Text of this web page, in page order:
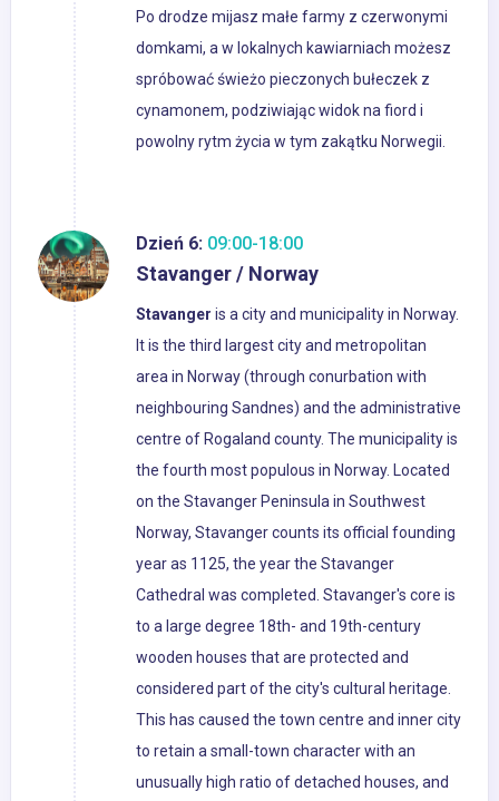
Po drodze mijasz małe farmy z czerwonymi
domkami, a w lokalnych kawiarniach możesz
spróbować świeżo pieczonych bułeczek z
cynamonem, podziwiając widok na fiord i
powolny rytm życia w tym zakątku Norwegii.
Dzień 6: 09:00-18:00
Stavanger / Norway
Stavanger is a city and municipality in Norway.
It is the third largest city and metropolitan
area in Norway (through conurbation with
neighbouring Sandnes) and the administrative
centre of Rogaland county. The municipality is
the fourth most populous in Norway. Located
on the Stavanger Peninsula in Southwest
Norway, Stavanger counts its official founding
year as 1125, the year the Stavanger
Cathedral was completed. Stavanger's core is
to a large degree 18th- and 19th-century
wooden houses that are protected and
considered part of the city's cultural heritage.
This has caused the town centre and inner city
to retain a small-town character with an
unusually high ratio of detached houses, and